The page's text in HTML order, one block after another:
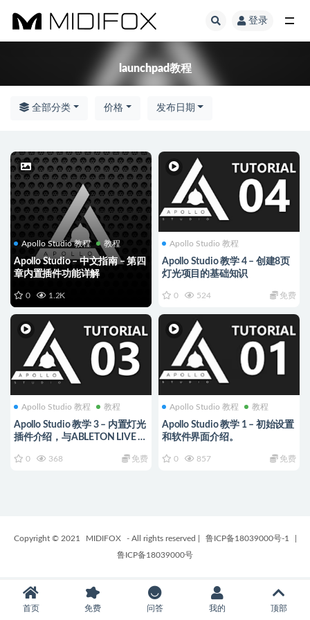
登录
launchpad教程
全部分类 价格 发布日期
Apollo Studio 教程 教程
Apollo Studio – 中文指南 – 第四
章内置插件功能详解
0 1.2K
Apollo Studio 教程
Apollo Studio 教学 4 – 创建8页
灯光项目的基础知识
0 524 免费
Apollo Studio 教程 教程
Apollo Studio 教学 3 – 内置灯光
插件介绍，与ABLETON LIVE 连
0 368 免费
Apollo Studio 教程 教程
Apollo Studio 教学 1 – 初始设置
和软件界面介绍。
0 857 免费
Copyright © 2021 MIDIFOX - All rights reserved 鲁ICP备18039000号-1
鲁ICP备18039000号
首页 免费 问答 我的 顶部